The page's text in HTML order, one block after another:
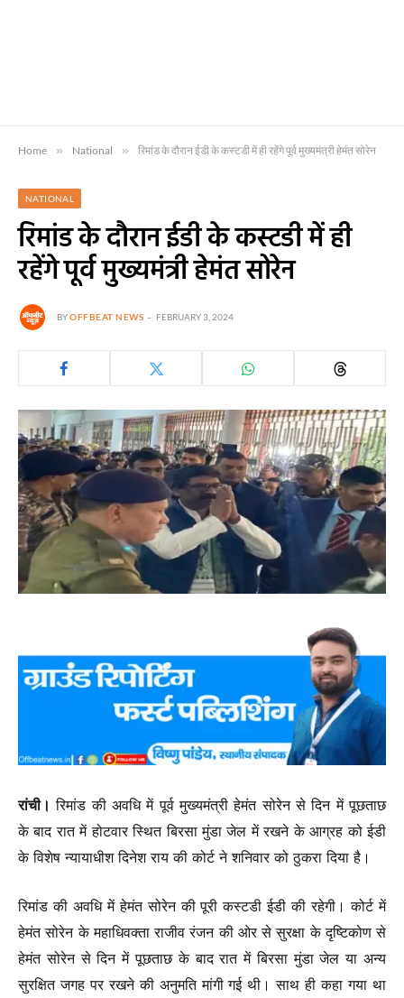
Home » National » रिमांड के दौरान ईडी के कस्टडी में ही रहेंगे पूर्व मुख्यमंत्री हेमंत सोरेन
NATIONAL
रिमांड के दौरान ईडी के कस्टडी में ही
रहेंगे पूर्व मुख्यमंत्री हेमंत सोरेन
BYOFFBEAT NEWS FEBRUARY 3, 2024
रांची। रिमांड की अवधि में पूर्व मुख्यमंत्री हेमंत सोरेन से दिन में पूछताछ
के बाद रात में होटवार स्थित बिरसा मुंडा जेल में रखने के आग्रह को ईडी
के विशेष न्यायाधीश दिनेश राय की कोर्ट ने शनिवार को ठुकरा दिया है।
रिमांड की अवधि में हेमंत सोरेन की पूरी कस्टडी ईडी की रहेगी। कोर्ट में
हेमंत सोरेन के महाधिवक्ता राजीव रंजन की ओर से सुरक्षा के दृष्टिकोण से
हेमंत सोरेन से दिन में पूछताछ के बाद रात में बिरसा मुंडा जेल या अन्य
सुरक्षित जगह पर रखने की अनुमति मांगी गई थी। साथ ही कहा गया था